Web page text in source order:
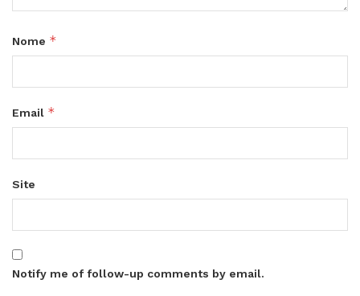
Nome *
Email *
Site
Notify me of follow-up comments by email.